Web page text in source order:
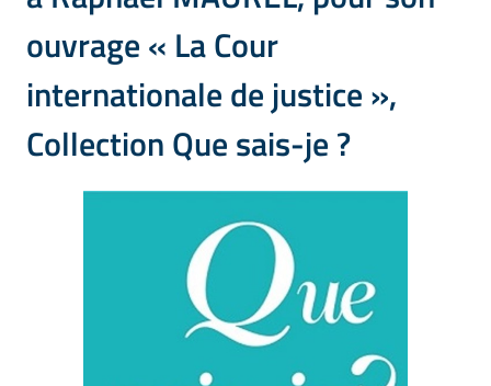
ouvrage « La Cour
internationale de justice »,
Collection Que sais-je ?